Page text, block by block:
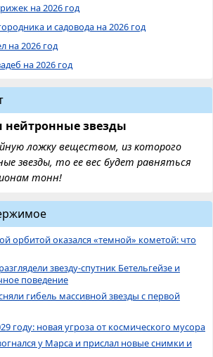
на 2026 год
и садовода на 2026 год
на 2026 год
на 2026 год
звезды
ложку веществом, из которого
звезды, то ее вес будет равняться
тонн!
орбитой оказался «темной» кометой: что
звезду-спутник Бетельгейзе и
поведение
гибель массивной звезды с первой
году: новая угроза от космического мусора
у Марса и прислал новые снимки и